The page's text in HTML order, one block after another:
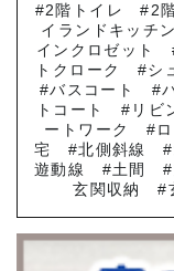
2階トイレ 2
イランドキッチン
インクロゼット
トクローク
シ
バスコート
トコート
リビ
ートワーク
宅
北側斜線
遊動線
土間
玄関収納